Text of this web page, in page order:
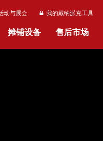
动与展会 我的戴纳派克工具
摊铺设备 售后市场